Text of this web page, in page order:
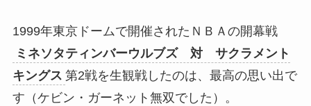
1999年東京ドームで開催されたＮＢＡの開幕戦
ミネソタティンバーウルブズ 対 サクラメント
キングス 第2戦を生観戦したのは、最高の思い出で
す（ケビン・ガーネット無双でした）。